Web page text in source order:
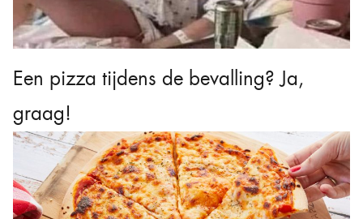
Een pizza tijdens de bevalling? Ja,
graag!